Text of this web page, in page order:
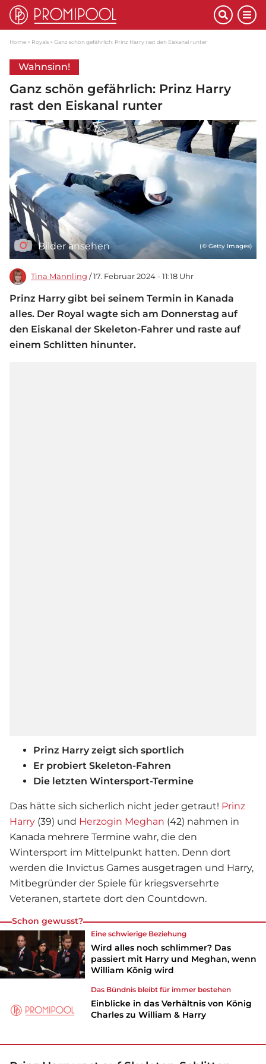
Home Royals Ganz schön gefährlich: Prinz Harry rast den Eiskanal runter
Wahnsinn!
Ganz schön gefährlich: Prinz Harry
rast den Eiskanal runter
Bilder ansehen (© Getty Images)
Tina Männling / 17. Februar 2024 - 11:18 Uhr
Prinz Harry gibt bei seinem Termin in Kanada
alles. Der Royal wagte sich am Donnerstag auf
den Eiskanal der Skeleton-Fahrer und raste auf
einem Schlitten hinunter.
Prinz Harry zeigt sich sportlich
Er probiert Skeleton-Fahren
Die letzten Wintersport-Termine
Das hätte sich sicherlich nicht jeder getraut! Prinz
Harry (39) und Herzogin Meghan (42) nahmen in
Kanada mehrere Termine wahr, die den
Wintersport im Mittelpunkt hatten. Denn dort
werden die Invictus Games ausgetragen und Harry,
Mitbegründer der Spiele für kriegsversehrte
Veteranen, startete dort den Countdown.
Schon gewusst?
Eine schwierige Beziehung
Wird alles noch schlimmer? Das
passiert mit Harry und Meghan, wenn
William König wird
Das Bündnis bleibt für immer bestehen
Einblicke in das Verhältnis von König
Charles zu William & Harry